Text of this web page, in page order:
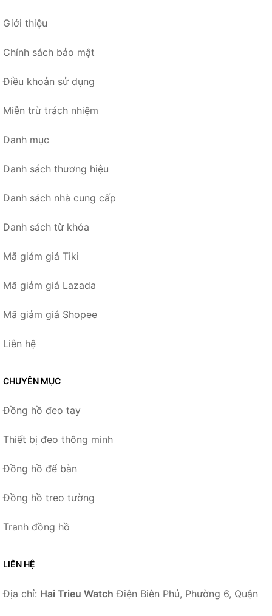
Giới thiệu
Chính sách bảo mật
Điều khoản sử dụng
Miễn trừ trách nhiệm
Danh mục
Danh sách thương hiệu
Danh sách nhà cung cấp
Danh sách từ khóa
Mã giảm giá Tiki
Mã giảm giá Lazada
Mã giảm giá Shopee
Liên hệ
CHUYÊN MỤC
Đồng hồ đeo tay
Thiết bị đeo thông minh
Đồng hồ để bàn
Đồng hồ treo tường
Tranh đồng hồ
LIÊN HỆ
Địa chỉ: Hai Trieu Watch Điện Biên Phủ, Phường 6, Quận